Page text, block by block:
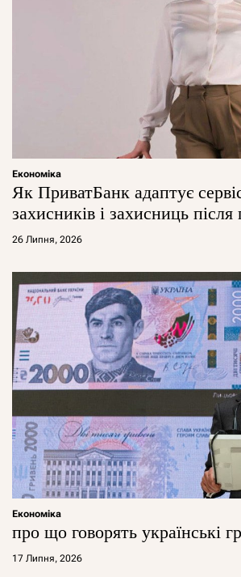
Економіка
Як ПриватБанк адаптує
захисників і захисниць
26 Липня, 2026
Економіка
про що говорять українські
17 Липня, 2026